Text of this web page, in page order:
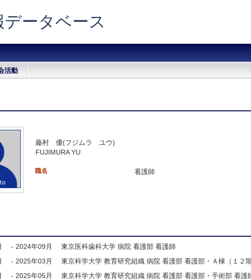
ータベース
活動
藤村 優(フジムラ ユウ)
FUJIMURA YU
職名 看護師
- 2024年09月
東京医科歯科大学 病院 看護部 看護師
- 2025年03月
東京科学大学 教育研究組織 病院 看護部 看護部・Ａ棟（１２
- 2025年05月
東京科学大学 教育研究組織 病院 看護部 看護部・手術部 看護